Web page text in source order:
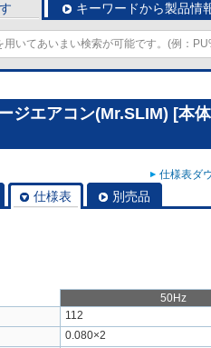
キーワードから製品情
ジエアコン(Mr.SLIM) [本
仕様表ダ
仕様表 別売品
50Hz
112
0.080×2